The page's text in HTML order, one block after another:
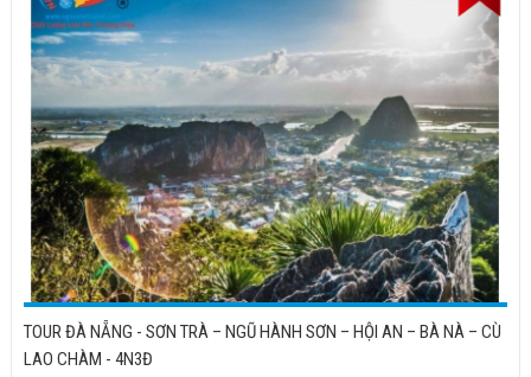
TOUR ĐÀ NẴNG - SƠN TRÀ – NGŨ HÀNH SƠN – HỘI AN – BÀ NÀ – CÙ
LAO CHÀM - 4N3Đ